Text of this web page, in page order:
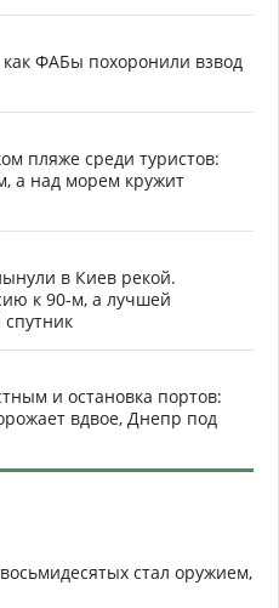
ФАБы похоронили взвод
пляже среди туристов:
а над морем кружит
в Киев рекой.
к 90-м, а лучшей
и остановка портов:
вдвое, Днепр под
стал оружием,